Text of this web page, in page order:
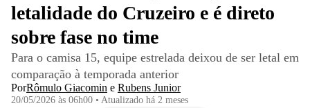
letalidade do Cruzeiro e é direto
sobre fase no time
Para o camisa 15, equipe estrelada deixou de ser letal em
comparação à temporada anterior
PorRômulo Giacomin e Rubens Junior
20/05/2026 às 06h00 • Atualizado há 2 meses